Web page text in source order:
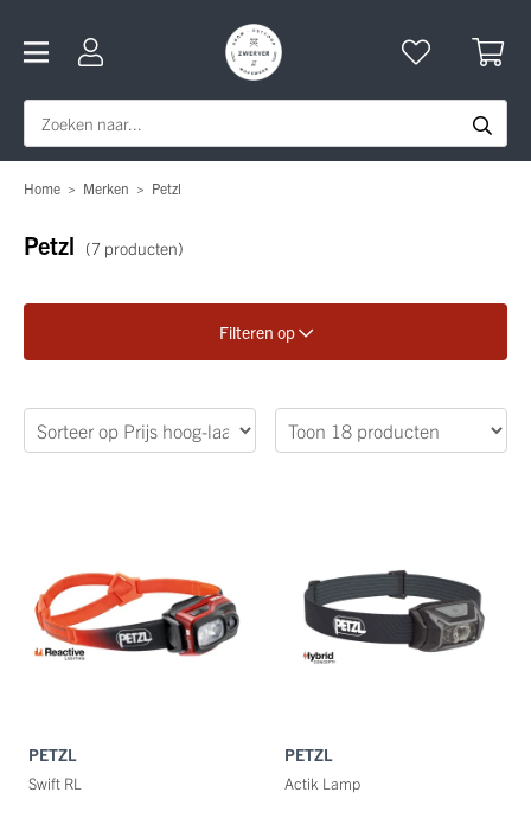
Home > Merken > Petzl
Petzl (7 producten)
Filteren op
Verfijn je zoekopdracht
Maat
Kleuren
PETZL
Swift RL
PETZL
Actik Lamp